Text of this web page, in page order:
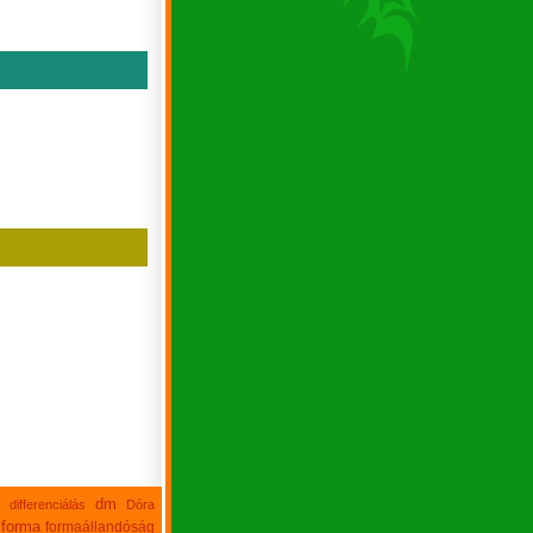
differenciálás dm
Dóra
forma formaállandóság